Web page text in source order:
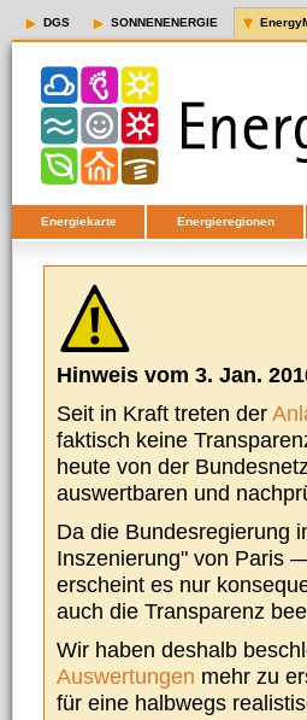
DGS SONNENENERGIE
Energiekarte Energieregionen
Hinweis vom 3. Jan.
Seit in Kraft treten der
faktisch keine
heute von der
auswertbaren und
Da die Bundesregierung
Inszenierung" von Paris
erscheint es nur
auch die Transparenz
Wir haben deshalb
Auswertungen mehr zu
für eine halbwegs